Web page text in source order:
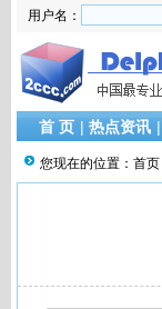
用户名：
首 页 | 热点资讯 |
您现在的位置： 首页